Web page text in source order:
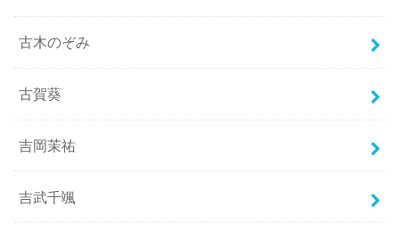
古木のぞみ
古賀葵
吉岡茉祐
吉武千颯